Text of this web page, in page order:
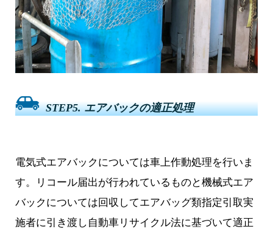
STEP5. エアバックの適正処理
電気式エアバックについては車上作動処理を行いま
す。リコール届出が行われているものと機械式エア
バックについては回収してエアバッグ類指定引取実
施者に引き渡し自動車リサイクル法に基づいて適正